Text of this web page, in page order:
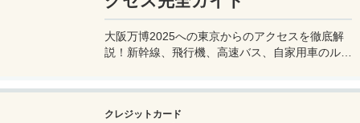
大阪万博2025への東京からのアクセスを徹底解
説！新幹線、飛行機、高速バス、自家用車のルー
クレジットカード